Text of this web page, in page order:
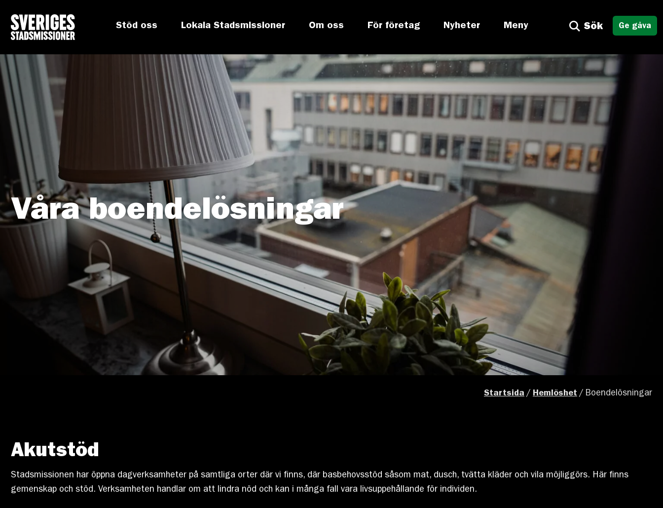
Stöd oss Lokala Stadsmissioner Om oss För företag Nyheter Meny Sök Ge gåva
Våra boendelösningar
Startsida / Hemlöshet / Boendelösningar
Akutstöd
Stadsmissionen har öppna dagverksamheter på samtliga orter där vi finns, där basbehovsstöd såsom mat, dusch, tvätta kläder och vila möjliggörs. Här finns
gemenskap och stöd. Verksamheten handlar om att lindra nöd och kan i många fall vara livsuppehållande för individen.